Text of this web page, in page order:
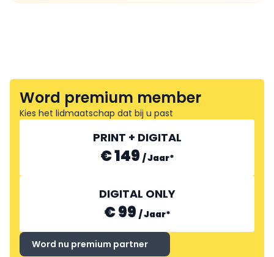
Word premium member
Kies het lidmaatschap dat bij u past
PRINT + DIGITAL
€ 149 /Jaar*
DIGITAL ONLY
€ 99 /Jaar*
Word nu premium partner